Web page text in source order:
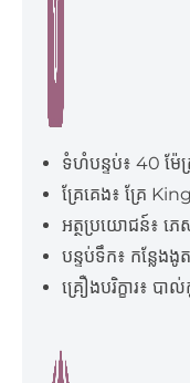
ទំហំបន្ទប់៖ 40 ម៉ែត្
គ្រែគេង៖ គ្រែ
អត្ថប្រយោជន៍៖ ភេស
បន្ទប់ទឹក៖ កន្លែ
គ្រឿងបរិក្ខារ៖ ប